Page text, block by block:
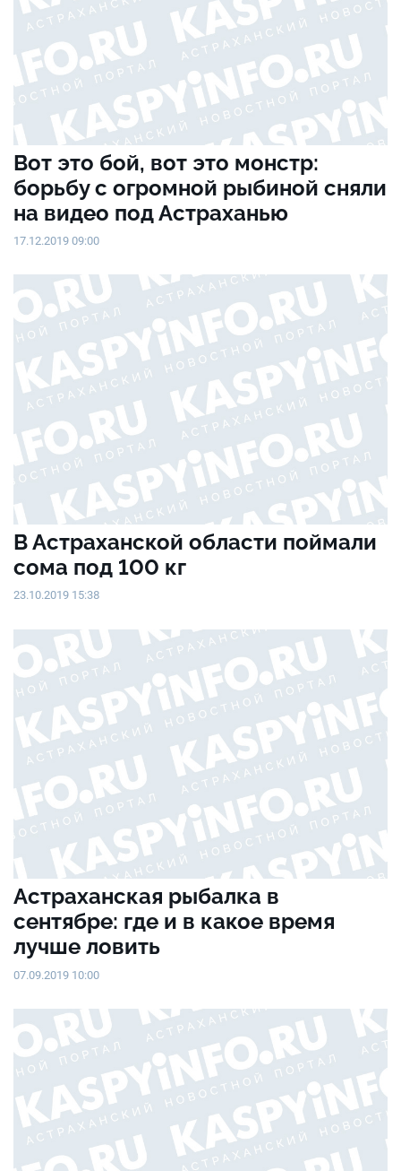
Вот это бой, вот это монстр:
борьбу с огромной рыбиной сняли
на видео под Астраханью
17.12.2019 09:00
В Астраханской области поймали
сома под 100 кг
23.10.2019 15:38
Астраханская рыбалка в
сентябре: где и в какое время
лучше ловить
07.09.2019 10:00